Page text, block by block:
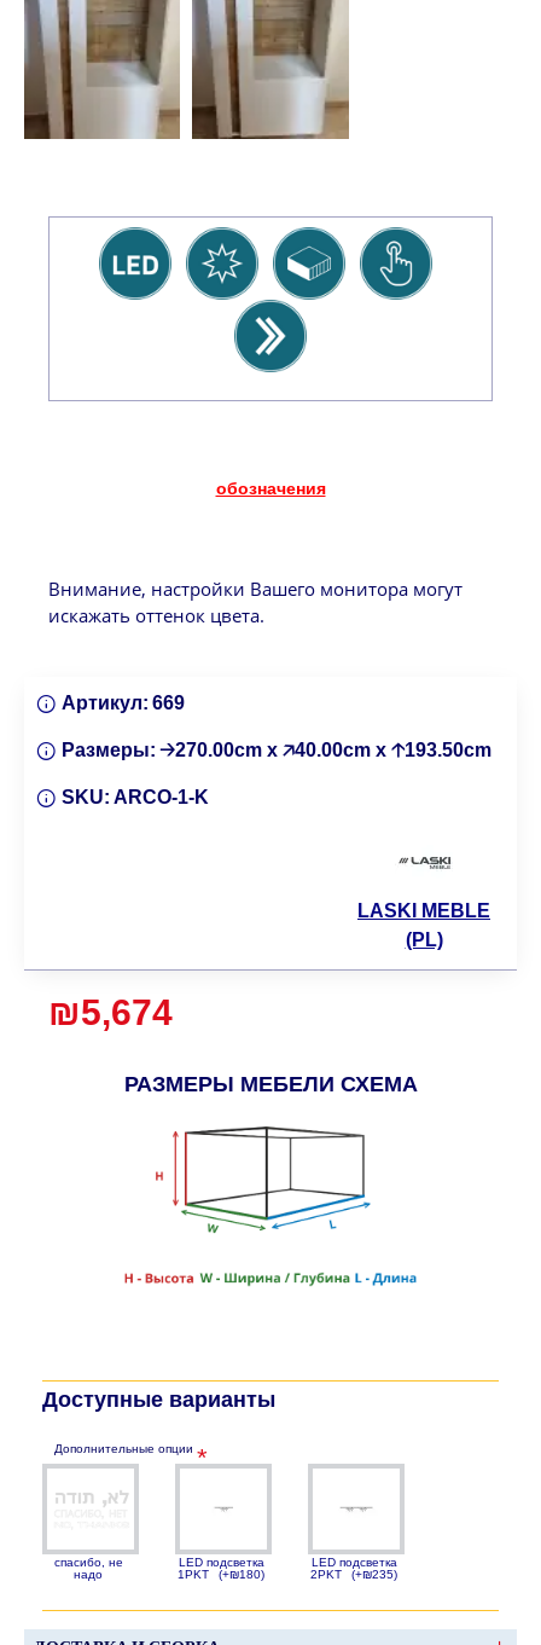
обозначения
Внимание, настройки Вашего монитора могут
искажать оттенок цвета.
РАЗМЕРЫ МЕБЕЛИ СХЕМА
₪5,674
Артикул: 669
Размеры: 🡢270.00cm x 🡥40.00cm x 🡡193.50cm
SKU: ARCO-1-K
LASKI MEBLE
(PL)
Доступные варианты
Дополнительные опции
спасибо, не
надо
LED подсветка
1PKT
(+₪180)
LED подсветка
2PKT
(+₪235)